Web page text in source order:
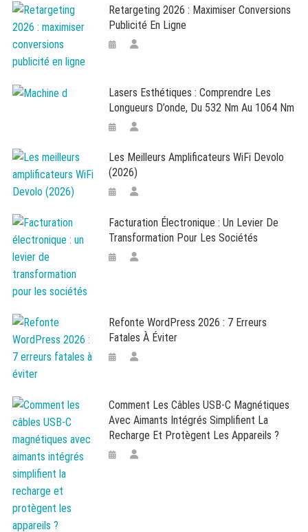
Retargeting 2026 : Maximiser Conversions
Publicité En Ligne
Lasers Esthétiques : Comprendre Les
Longueurs D’onde, Du 532 Nm Au 1064 Nm
Les Meilleurs Amplificateurs WiFi Devolo
(2026)
Facturation Électronique : Un Levier De
Transformation Pour Les Sociétés
Refonte WordPress 2026 : 7 Erreurs
Fatales À Éviter
Comment Les Câbles USB-C Magnétiques
Avec Aimants Intégrés Simplifient La
Recharge Et Protègent Les Appareils ?